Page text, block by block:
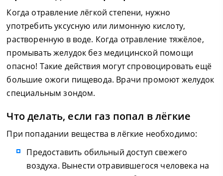
Когда отравление лёгкой степени, нужно
употребить уксусную или лимонную кислоту,
растворенную в воде. Когда отравление тяжёлое,
промывать желудок без медицинской помощи
опасно! Такие действия могут спровоцировать ещё
большие ожоги пищевода. Врачи промоют желудок
специальным зондом.
Что делать, если газ попал в лёгкие
При попадании вещества в лёгкие необходимо:
Предоставить обильный доступ свежего
воздуха. Вынести отравившегося человека на